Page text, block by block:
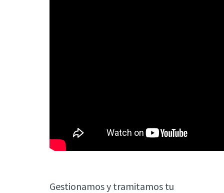
Gestionamos y tramitamos tu